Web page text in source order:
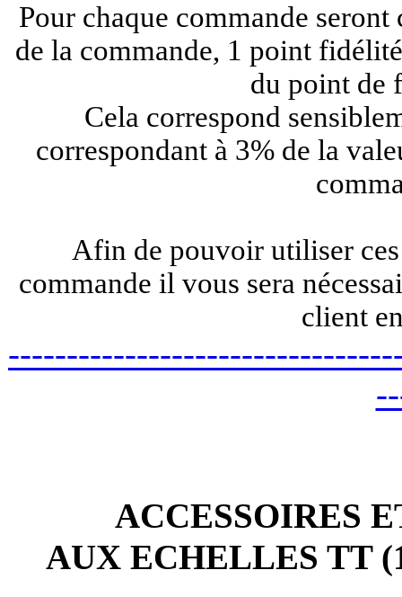
Pour chaque commande
de la commande, 1 point
du point de
Cela correspond
correspondant à 3% de la
Afin de pouvoir utiliser
commande il vous sera
client
ACCESSOIRES
AUX ECHELLES TT